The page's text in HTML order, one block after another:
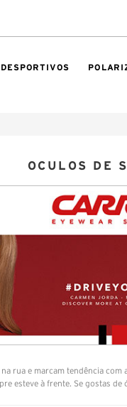
DESPORTIVOS
OCULOS DE
rua e marcam tendência
esteve à frente. Se gostas